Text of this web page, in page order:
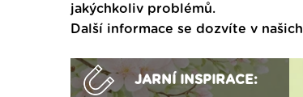
jakýchkoliv problémů.
Další informace se dozvíte v našich
JARNÍ INSPIRACE: